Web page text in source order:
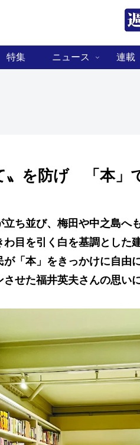
特集 ニュース 連載
〟を防げ 「本」
立ち並び、梅田や中之島へ
わ目を引く白を基調とした
が「本」をきっかけに自由
せた福井英夫さんの思い